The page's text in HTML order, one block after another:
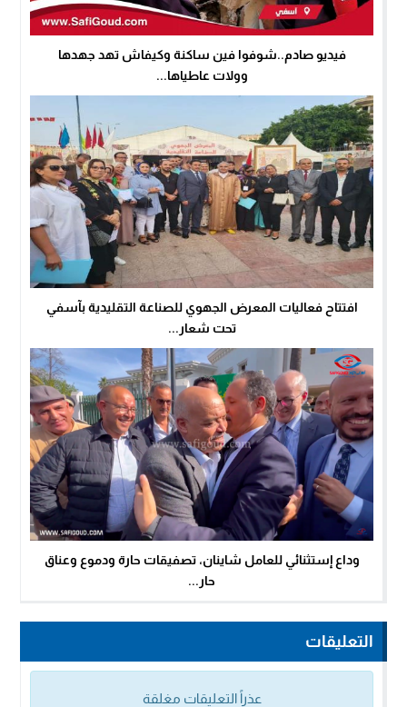
فيديو صادم..شوفوا فين ساكنة وكيفاش تهد جهدها
وولات عاطياها...
افتتاح فعاليات المعرض الجهوي للصناعة التقليدية بآسفي
تحت شعار...
وداع إستثنائي للعامل شاينان، تصفيقات حارة ودموع وعناق
حار...
التعليقات
عذراً التعليقات مغلقة